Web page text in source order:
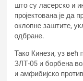
што су ласерско и
пројектована је да
оклопне заштите,
одбране.
Тако Кинези, уз већ
ЗЛТ-05 и борбена
и амфибијско